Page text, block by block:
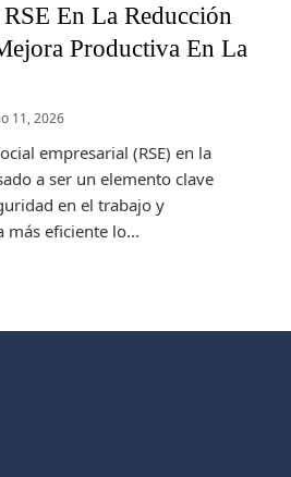
En La Reducción
Productiva En La
11, 2026
empresarial (RSE) en la
a ser un elemento clave
en el trabajo y
más eficiente lo...